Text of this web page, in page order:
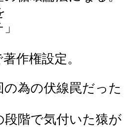
作権設定。
為の伏線罠だった
段階で気付いた猿が